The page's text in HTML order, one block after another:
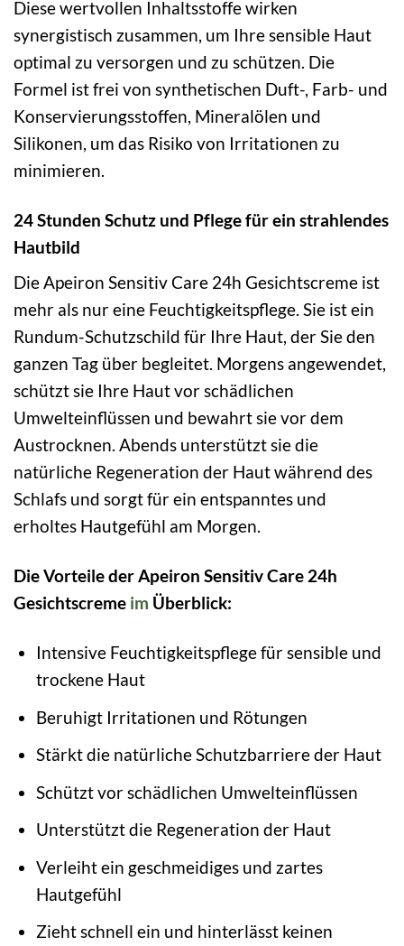
Diese wertvollen Inhaltsstoffe wirken
synergistisch zusammen, um Ihre sensible Haut
optimal zu versorgen und zu schützen. Die
Formel ist frei von synthetischen Duft-, Farb- und
Konservierungsstoffen, Mineralölen und
Silikonen, um das Risiko von Irritationen zu
minimieren.
24 Stunden Schutz und Pflege für ein strahlendes
Hautbild
Die Apeiron Sensitiv Care 24h Gesichtscreme ist
mehr als nur eine Feuchtigkeitspflege. Sie ist ein
Rundum-Schutzschild für Ihre Haut, der Sie den
ganzen Tag über begleitet. Morgens angewendet,
schützt sie Ihre Haut vor schädlichen
Umwelteinflüssen und bewahrt sie vor dem
Austrocknen. Abends unterstützt sie die
natürliche Regeneration der Haut während des
Schlafs und sorgt für ein entspanntes und
erholtes Hautgefühl am Morgen.
Die Vorteile der Apeiron Sensitiv Care 24h
Gesichtscreme im Überblick:
Intensive Feuchtigkeitspflege für sensible und
trockene Haut
Beruhigt Irritationen und Rötungen
Stärkt die natürliche Schutzbarriere der Haut
Schützt vor schädlichen Umwelteinflüssen
Unterstützt die Regeneration der Haut
Verleiht ein geschmeidiges und zartes
Hautgefühl
Zieht schnell ein und hinterlässt keinen